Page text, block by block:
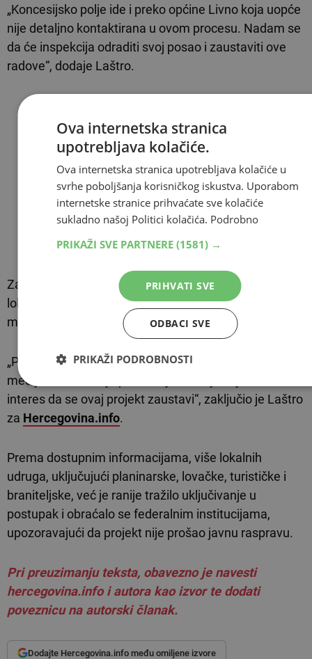
„Koncesijsko polje ide i preko općine Livno koja uopće
nije detaljno kontaktirana u ovom procesu. Nadam se
da će inspekcija odraditi svoj posao i zaustaviti ove
radove“, dodaje Laštro.
Za ponedjeljak je najavljen imirni prosvjed
lokalitetu Kruga, a organizatori pozivaju javnost i
medije na podršku.
„Planirali smo održatimirni prosvjed
medije da nam daju podršku jer nam je zajednički
interes da se ovaj projekt zaustavi“, zaključio je Laštro
za Hercegovina.info.
Prema dostupnim informacijama, više lokalnih
udruga, uključujući planinarske, lovačke, turističke i
braniteljske, već je ranije tražilo uključivanje u
postupak i obraćalo se federalnim institucijama,
upozoravajući da projekt nije prošao javnu raspravu.
Pri preuzimanju teksta, obavezno je navesti
hercegovina.info i autora kao izvor te dodati
poveznicu na autorski članak.
Dodajte Hercegovina.info među omiljene izvore
Ova internetska stranica
upotrebljava kolačiće.
Ova internetska stranica upotrebljava kolačiće u
svrhe poboljšanja korisničkog iskustva. Uporabom
internetske stranice prihvaćate sve kolačiće
sukladno našoj Politici kolačića. Podrobno
PRIKAŽI SVE PARTNERE (1581) →
PRIHVATI SVE
ODBACI SVE
PRIKAŽI PODROBNOSTI